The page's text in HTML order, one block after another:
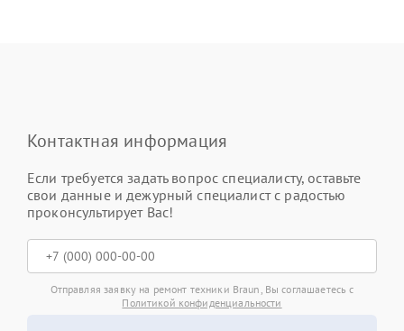
Контактная информация
Если требуется задать вопрос специалисту, оставьте
свои данные и дежурный специалист с радостью
проконсультирует Вас!
Отправляя заявку на ремонт техники Braun, Вы соглашаетесь с
Политикой конфиденциальности